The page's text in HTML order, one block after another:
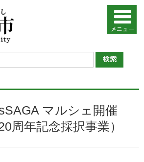
マルシェ開催
周年記念採択事業）